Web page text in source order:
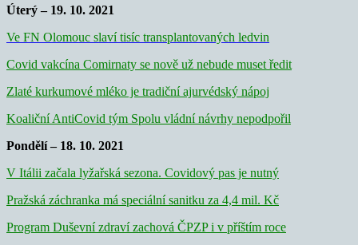
Úterý – 19. 10. 2021
Ve FN Olomouc slaví tisíc transplantovaných ledvin
Covid vakcína Comirnaty se nově už nebude muset ředit
Zlaté kurkumové mléko je tradiční ajurvédský nápoj
Koaliční AntiCovid tým Spolu vládní návrhy nepodpořil
Pondělí – 18. 10. 2021
V Itálii začala lyžařská sezona. Covidový pas je nutný
Pražská záchranka má speciální sanitku za 4,4 mil. Kč
Program Duševní zdraví zachová ČPZP i v příštím roce